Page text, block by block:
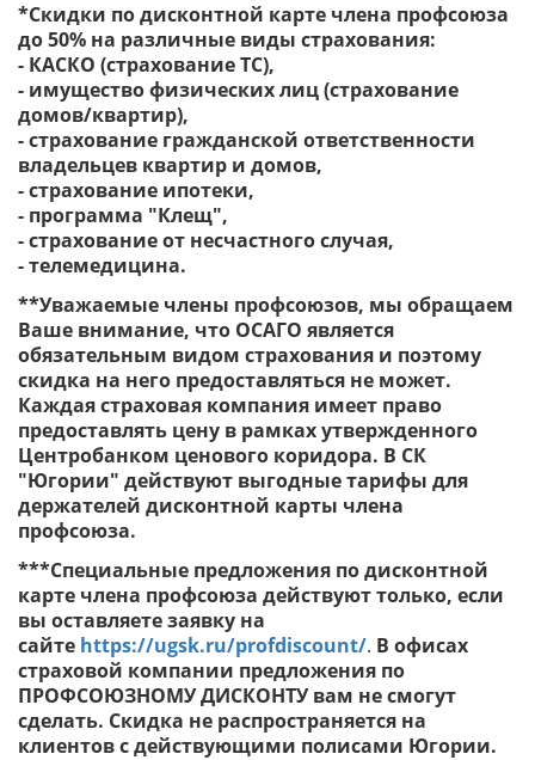
*Скидки по дисконтной карте члена профсоюза
до 50% на различные виды страхования:
- КАСКО (страхование ТС),
- имущество физических лиц (страхование
домов/квартир),
- страхование гражданской ответственности
владельцев квартир и домов,
- страхование ипотеки,
- программа "Клещ",
- страхование от несчастного случая,
- телемедицина.
**Уважаемые члены профсоюзов, мы обращаем
Ваше внимание, что ОСАГО является
обязательным видом страхования и поэтому
скидка на него предоставляться не может.
Каждая страховая компания имеет право
предоставлять цену в рамках утвержденного
Центробанком ценового коридора. В СК
"Югории" действуют выгодные тарифы для
держателей дисконтной карты члена
профсоюза.
***Специальные предложения по дисконтной
карте члена профсоюза действуют только, если
вы оставляете заявку на
сайте https://ugsk.ru/profdiscount/. В офисах
страховой компании предложения по
ПРОФСОЮЗНОМУ ДИСКОНТУ вам не смогут
сделать. Скидка не распространяется на
клиентов с действующими полисами Югории.